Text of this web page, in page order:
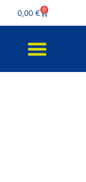
0,00 € 0